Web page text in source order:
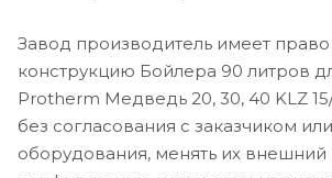
Завод производитель имеет
конструкцию Бойлера 90 литров
Protherm Медведь 20, 30, 40 KLZ
без согласования с заказчиком
оборудования, менять их внешний